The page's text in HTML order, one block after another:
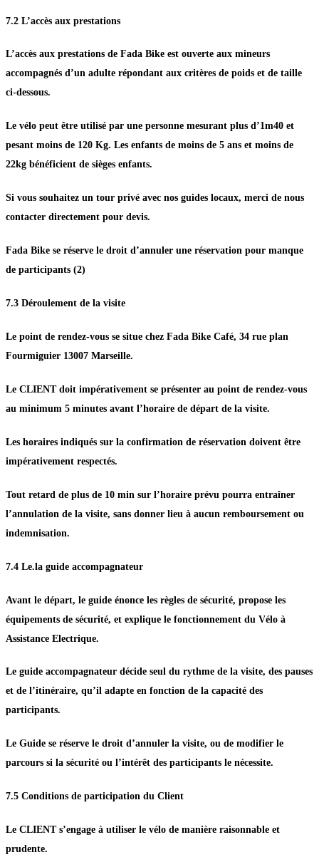
7.2 L’accès aux prestations
L’accès aux prestations de Fada Bike est ouverte aux mineurs
accompagnés d’un adulte répondant aux critères de poids et de taille
ci-dessous.
Le vélo peut être utilisé par une personne mesurant plus d’1m40 et
pesant moins de 120 Kg. Les enfants de moins de 5 ans et moins de
22kg bénéficient de sièges enfants.
Si vous souhaitez un tour privé avec nos guides locaux, merci de nous
contacter directement pour devis.
Fada Bike se réserve le droit d’annuler une réservation pour manque
de participants (2)
7.3 Déroulement de la visite
Le point de rendez-vous se situe chez Fada Bike Café, 34 rue plan
Fourmiguier 13007 Marseille.
Le CLIENT doit impérativement se présenter au point de rendez-vous
au minimum 5 minutes avant l’horaire de départ de la visite.
Les horaires indiqués sur la confirmation de réservation doivent être
impérativement respectés.
Tout retard de plus de 10 min sur l’horaire prévu pourra entraîner
l’annulation de la visite, sans donner lieu à aucun remboursement ou
indemnisation.
7.4 Le.la guide accompagnateur
Avant le départ, le guide énonce les règles de sécurité, propose les
équipements de sécurité, et explique le fonctionnement du Vélo à
Assistance Electrique.
Le guide accompagnateur décide seul du rythme de la visite, des pauses
et de l’itinéraire, qu’il adapte en fonction de la capacité des
participants.
Le Guide se réserve le droit d’annuler la visite, ou de modifier le
parcours si la sécurité ou l’intérêt des participants le nécessite.
7.5 Conditions de participation du Client
Le CLIENT s’engage à utiliser le vélo de manière raisonnable et
prudente.